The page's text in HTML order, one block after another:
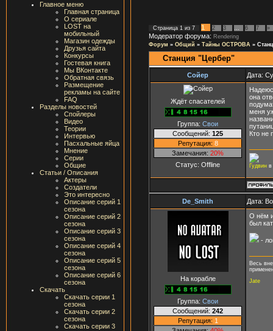
Главное меню
Главная страница
О сериале
LOST на
мобильный
Магазин одежды
Друзья сайта
Конкурсы
Гостевая книга
Мы ВКонтакте
Обратная связь
Размещение
рекламы на сайте
FAQ
Разделы новостей
Спойлеры
Видео
Теории
Интервью
Пасхальные яйца
Мнение
Серии
Общие
Статьи / Описания
Актеры
Создатели
Это интересно
Описание серий 1
сезона
Описание серий 2
сезона
Описание серий 3
сезона
Описание серий 4
сезона
Описание серий 5
сезона
Описание серий 6
сезона
Скачать
Скачать серии 1
сезона
Скачать серии 2
сезона
Скачать серии 3
Страница 1 из 7 1 2 3 6 7 »
Модератор форума: Rendering
Форум » Общий » Тайны ОСТРОВА »
Станция "Цербер"
Сойер Дата:
Ждёт спасателей
Группа: Свои
Сообщений: 125
Репутация: 8
Замечания: 20%
Статус: Offline
она
меня
Кто не
Гудвин в
De_Smith Дата:
На корабле
Группа: Свои
Сообщений: 242
Репутация: 1
О нём
был
-
Весь
Jate